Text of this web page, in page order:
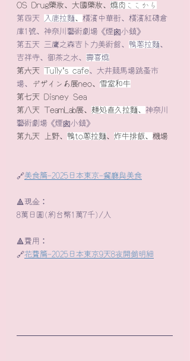
OS Drug藥妝、大國藥妝、 燒肉 ここから
第四天
入鹿拉麵、 橫濱中華街、橫濱紅磚倉
庫1號、神奈川藝術劇場《煙囪小鎮》
第五天 三鷹之森吉卜力美術館、 鴨蔥拉麵、
吉祥寺、御茶之水、 壽喜燒
第六天 Tully's cafe、大井競馬場跳蚤市
場、
デザインあ展neo、 雪室和牛
第七天 Disney Sea
第八天 TeamLab展、 麺処直久拉麵、 神奈川
藝術劇場《煙囪小鎮》
第九天 上野、 鴨to蔥拉麵、 炸牛排飯、 機場
🔗美食篇-2025日本東京-餐廳與美食
🔺現金：
8萬日圓(約台幣1萬7千)/人
🔺費用：
🔗花費篇-2025日本東京9天8夜開銷明細